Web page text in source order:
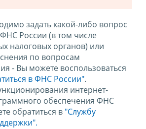
задать какой-либо вопрос
России (в том числе
налоговых органов) или
по вопросам
- Вы можете воспользоваться
в ФНС России".
интернет-
обеспечения ФНС
обратиться в "Службу